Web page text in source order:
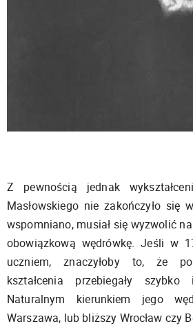
Z pewnością jednak
Masłowskiego nie zakończyło się
wspomniano, musiał się wyzwolić
obowiązkową wędrówkę. Jeśli w
uczniem, znaczyłoby to, że
kształcenia przebiegały
Naturalnym kierunkiem jego
Warszawa, lub bliższy Wrocław czy